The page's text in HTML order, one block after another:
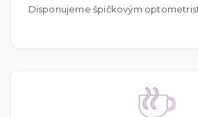
Disponujeme špičkovým